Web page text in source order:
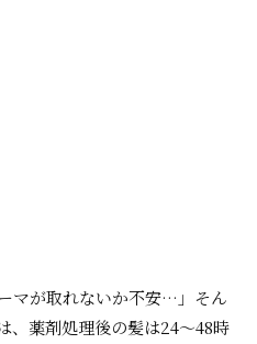
マが取れないか不安…」そん
、薬剤処理後の髪は24～48時